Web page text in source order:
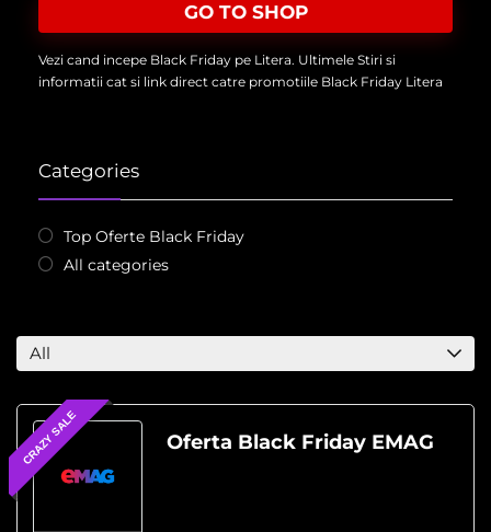
GO TO SHOP
Vezi cand incepe Black Friday pe Litera. Ultimele Stiri si
informatii cat si link direct catre promotiile Black Friday Litera
Categories
Top Oferte Black Friday
All categories
All
CRAZY SALE Oferta Black Friday EMAG